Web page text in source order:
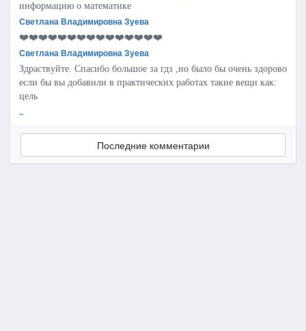
информацию о математике
Светлана Владимировна Зуева
❤️❤️❤️❤️❤️❤️❤️❤️❤️❤️❤️❤️❤️❤️❤️
Светлана Владимировна Зуева
Здраствуйте. Спасибо большое за гдз ,но было бы очень здорово
если бы вы добавили в практических работах такие вещи как:
цель
..
Последние комментарии